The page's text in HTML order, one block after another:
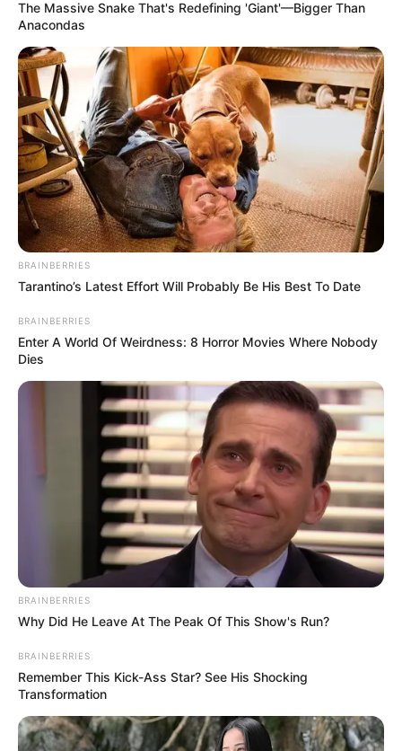
Samuel en danger :
Jean Delmas a
trouvé sa première
cible – Demain
nous appartient 1er
mai 2026 (les
moments forts –
VIDÉO)
The Massive Snake That's Redefining 'Giant'—Bigger Than
Anacondas
BRAINBERRIES
Tarantino’s Latest Effort Will Probably Be His Best To Date
BRAINBERRIES
Enter A World Of Weirdness: 8 Horror Movies Where Nobody
Dies
BRAINBERRIES
Why Did He Leave At The Peak Of This Show's Run?
BRAINBERRIES
Remember This Kick-Ass Star? See His Shocking
Transformation